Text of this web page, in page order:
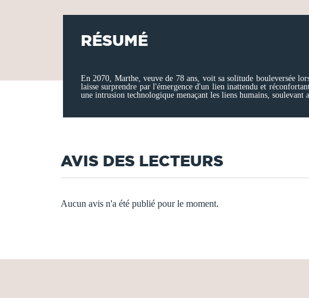
RÉSUMÉ
En 2070, Marthe, veuve de 78 ans, voit sa solitude bouleversée
laisse surprendre par l'émergence d'un lien inattendu et
une intrusion technologique menaçant les liens humains,
AVIS DES LECTEURS
Aucun avis n'a été publié pour le moment.